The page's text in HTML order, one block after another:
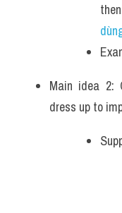
Main idea 2:
dress up to